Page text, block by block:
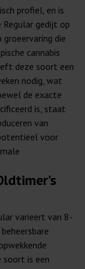
profiel, en is
Regular gedijt op
die
cannabis
deze soort een
nodig, wat
de exacte
is, staat
van
voor
varieert van 8-
soort is een